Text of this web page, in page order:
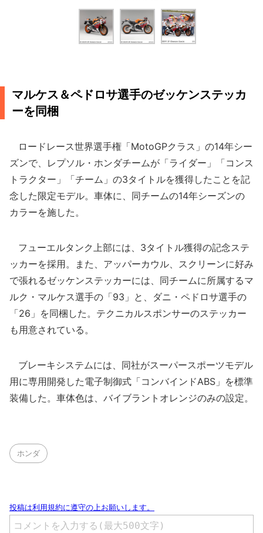
マルケス＆ペドロサ選手のゼッケンステッカ
ーを同梱
ロードレース世界選手権「MotoGPクラス」の14年シー
ズンで、レプソル・ホンダチームが「ライダー」「コンス
トラクター」「チーム」の3タイトルを獲得したことを記
念した限定モデル。車体に、同チームの14年シーズンの
カラーを施した。
フューエルタンク上部には、3タイトル獲得の記念ステ
ッカーを採用。また、アッパーカウル、スクリーンに好み
で張れるゼッケンステッカーには、同チームに所属するマ
ルク・マルケス選手の「93」と、ダニ・ペドロサ選手の
「26」を同梱した。テクニカルスポンサーのステッカー
も用意されている。
ブレーキシステムには、同社がスーパースポーツモデル
用に専用開発した電子制御式「コンバインドABS」を標準
装備した。車体色は、バイブラントオレンジのみの設定。
ホンダ